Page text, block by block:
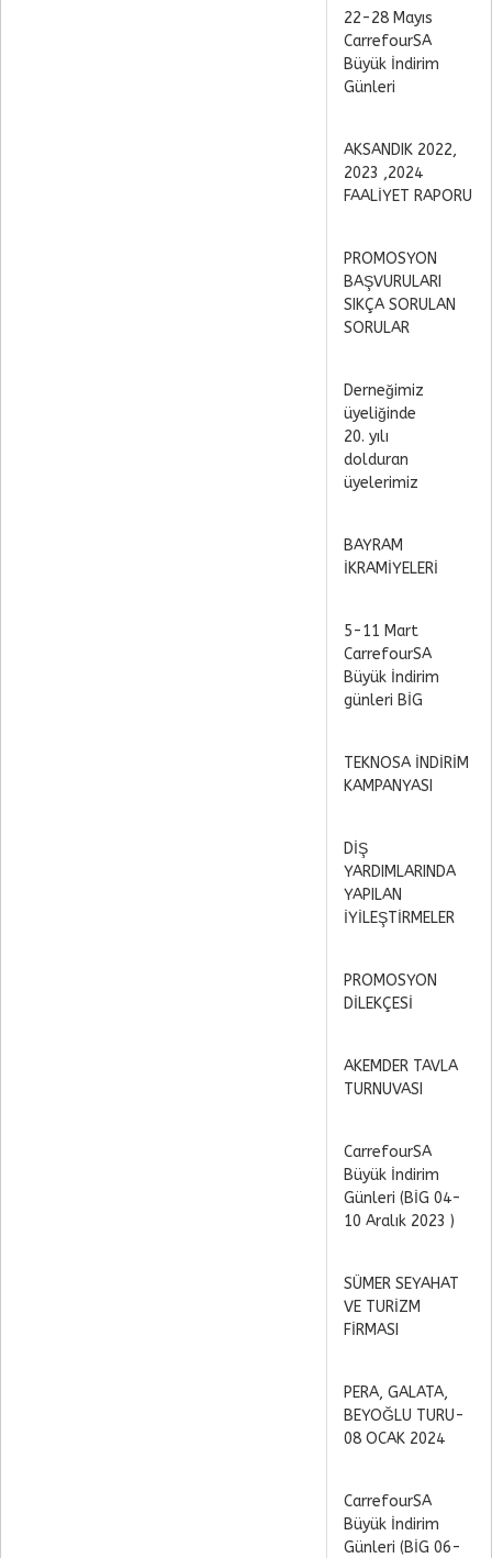
22-28 Mayıs
CarrefourSA
Büyük İndirim
Günleri
AKSANDIK 2022,
2023 ,2024
FAALİYET RAPORU
PROMOSYON
BAŞVURULARI
SIKÇA SORULAN
SORULAR
Derneğimiz
üyeliğinde
20. yılı
dolduran
üyelerimiz
BAYRAM
İKRAMİYELERİ
5-11 Mart
CarrefourSA
Büyük İndirim
günleri BİG
TEKNOSA İNDİRİM
KAMPANYASI
DİŞ
YARDIMLARINDA
YAPILAN
İYİLEŞTİRMELER
PROMOSYON
DİLEKÇESİ
AKEMDER TAVLA
TURNUVASI
CarrefourSA
Büyük İndirim
Günleri (BİG 04-
10 Aralık 2023 )
SÜMER SEYAHAT
VE TURİZM
FİRMASI
PERA, GALATA,
BEYOĞLU TURU-
08 OCAK 2024
CarrefourSA
Büyük İndirim
Günleri (BİG 06-